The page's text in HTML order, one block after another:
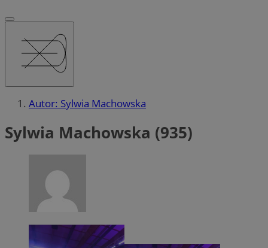
Autor: Sylwia Machowska
Sylwia Machowska (935)